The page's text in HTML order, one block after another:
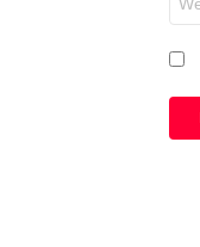
web